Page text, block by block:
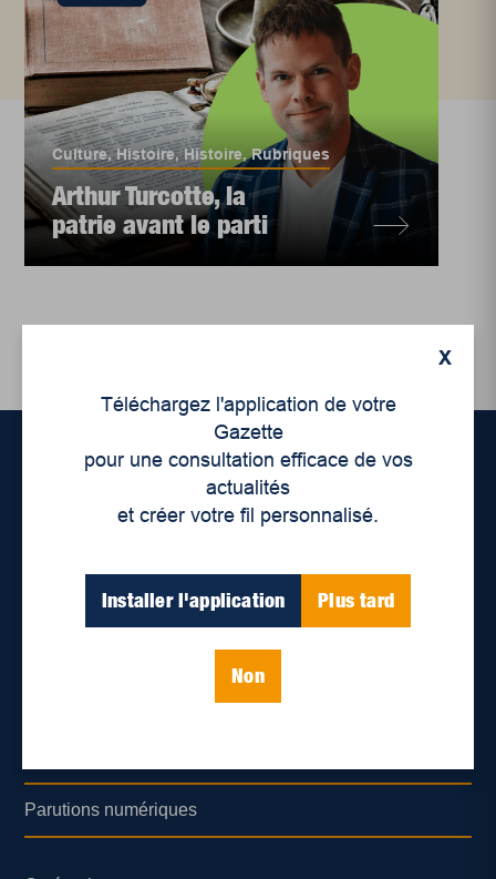
Culture,Histoire,Histoire,Rubriques
Arthur Turcotte, la
patrie avant le parti
X
Téléchargez l'application de votre
Gazette
pour une consultation efficace de vos
actualités
et créer votre fil personnalisé.
Installer l'application Plus tard
Non
Déontologie et confidentialité
Parutions numériques